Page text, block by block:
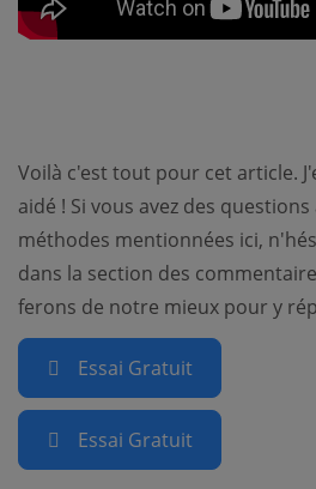
Voilà c'est tout pour cet article.
aidé ! Si vous avez des
méthodes mentionnées ici,
dans la section des
ferons de notre mieux pour y
Essai Gratuit
Essai Gratuit